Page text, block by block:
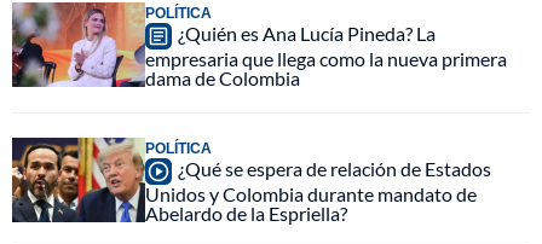
POLÍTICA
¿Quién es Ana Lucía Pineda? La
empresaria que llega como la nueva primera
dama de Colombia
POLÍTICA
¿Qué se espera de relación de Estados
Unidos y Colombia durante mandato de
Abelardo de la Espriella?